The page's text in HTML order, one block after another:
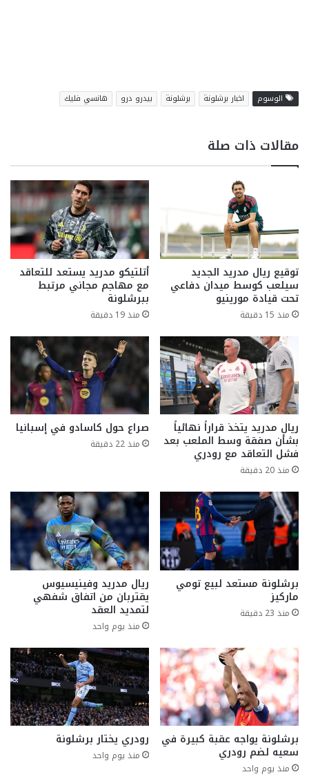
الوسوم اخبار برشلونة برشلونة بيدرو درو هانسي فليك
مقالات ذات صلة
توقيع ريال مدريد الجديد
سيلعب كوسط ميدان دفاعي
تحت قيادة مورينيو
منذ 15 دقيقة
أتلتيكو مدريد يستعد للتعاقد
مع مهاجم مجاني مرتبط
ببرشلونة
منذ 19 دقيقة
ريال مدريد يتخذ قراراً نهائياً
بشأن صفقة وسط الملعب بعد
فشل التعاقد مع رودري
منذ 20 دقيقة
صراع حول كاسادو في إسبانيا
منذ 22 دقيقة
برشلونة مستعد لبيع تومي
ماركيز
منذ 23 دقيقة
ريال مدريد وفينيسيوس
يقتربان من اتفاق شفهي
لتمديد العقد
منذ يوم واحد
برشلونة يواجه عقبة كبيرة في
سعيه لضم رودري
منذ يوم واحد
رودري يختار برشلونة
منذ يوم واحد